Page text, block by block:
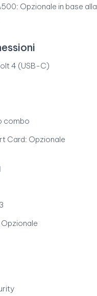
Opzionale in base alla
4 (USB-C)
combo
Card: Opzionale
Opzionale